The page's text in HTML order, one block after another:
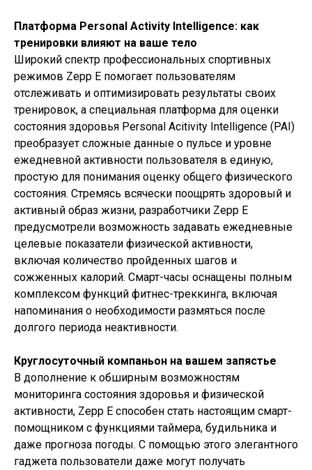
Платформа Personal Activity Intelligence: как
тренировки влияют на ваше тело
Широкий спектр профессиональных спортивных
режимов Zepp E помогает пользователям
отслеживать и оптимизировать результаты своих
тренировок, а специальная платформа для оценки
состояния здоровья Personal Acitivity Intelligence (PAI)
преобразует сложные данные о пульсе и уровне
ежедневной активности пользователя в единую,
простую для понимания оценку общего физического
состояния. Стремясь всячески поощрять здоровый и
активный образ жизни, разработчики Zepp E
предусмотрели возможность задавать ежедневные
целевые показатели физической активности,
включая количество пройденных шагов и
сожженных калорий. Смарт-часы оснащены полным
комплексом функций фитнес-треккинга, включая
напоминания о необходимости размяться после
долгого периода неактивности.
Круглосуточный компаньон на вашем запястье
В дополнение к обширным возможностям
мониторинга состояния здоровья и физической
активности, Zepp E способен стать настоящим смарт-
помощником с функциями таймера, будильника и
даже прогноза погоды. С помощью этого элегантного
гаджета пользователи даже могут получать